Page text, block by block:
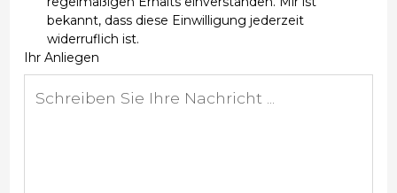
bekannt, dass diese Einwilligung jederzeit
widerruflich ist.
Ihr Anliegen